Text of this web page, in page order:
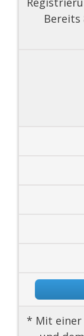
Bereits
* Mit einer